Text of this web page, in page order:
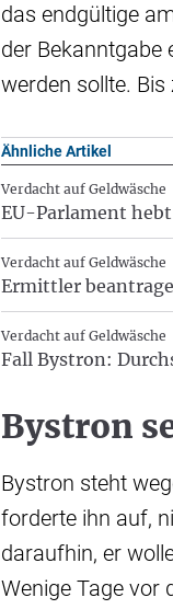
das endgültige
der
werden sollte.
Ähnliche Artikel
Verdacht auf Geldwäsche
EU-Parlament
Verdacht auf Geldwäsche
Ermittler
Verdacht auf Geldwäsche
Fall Bystron:
Bystron
Bystron steht
forderte ihn auf,
daraufhin, er
Wenige Tage vor